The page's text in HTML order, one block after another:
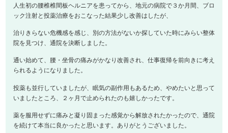
人生初の腰椎椎間板ヘルニアを患ってから、地元の病院で３か月間、ブロ
ック注射と投薬治療をおこなった結果少し改善はしたが、
治りきらない危機感を感じ、別の方法がないか探していた時にみらい整体
院を見つけ、通院を決断しました。
通い始めて、腰・坐骨の痛みがかなり改善され、仕事復帰を前向きに考え
られるようになりました。
投薬も並行していましたが、眠気の副作用もあるため、やめたいと思って
いましたところ、２ヶ月で止められたのも嬉しかったです。
薬を服用せずに痛みと凝り固まった感覚から解放されたかったので、通院
を続けて本当に良かったと思います。ありがとうございました。